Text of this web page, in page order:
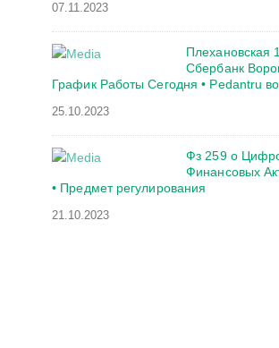
07.11.2023
Плехановская
Сбербанк
График Работы Сегодня • Pedantru
25.10.2023
Фз 259 о
Финансовых
• Предмет регулирования
21.10.2023